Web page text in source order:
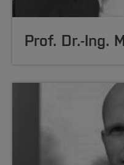
Prof. Dr.-Ing.